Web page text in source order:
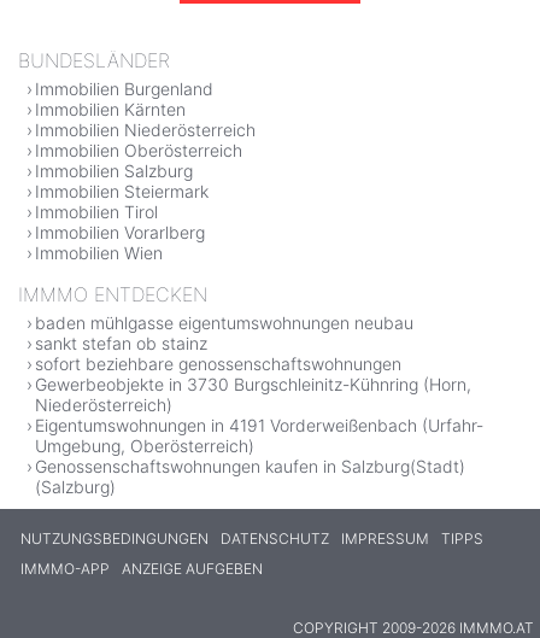
BUNDESLÄNDER
Immobilien Burgenland
Immobilien Kärnten
Immobilien Niederösterreich
Immobilien Oberösterreich
Immobilien Salzburg
Immobilien Steiermark
Immobilien Tirol
Immobilien Vorarlberg
Immobilien Wien
IMMMO ENTDECKEN
baden mühlgasse eigentumswohnungen neubau
sankt stefan ob stainz
sofort beziehbare genossenschaftswohnungen
Gewerbeobjekte in 3730 Burgschleinitz-Kühnring (Horn,
Niederösterreich)
Eigentumswohnungen in 4191 Vorderweißenbach (Urfahr-
Umgebung, Oberösterreich)
Genossenschaftswohnungen kaufen in Salzburg(Stadt)
(Salzburg)
NUTZUNGSBEDINGUNGEN DATENSCHUTZ IMPRESSUM
TIPPS
IMMMO-APP
ANZEIGE AUFGEBEN
COPYRIGHT 2009-2026 IMMMO.AT